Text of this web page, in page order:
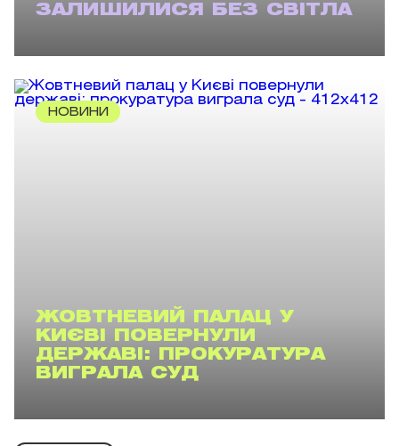
ЗАЛИШИЛИСЯ БЕЗ СВІТЛА
НОВИНИ
ЖОВТНЕВИЙ ПАЛАЦ У
КИЄВІ ПОВЕРНУЛИ
ДЕРЖАВІ: ПРОКУРАТУРА
ВИГРАЛА СУД